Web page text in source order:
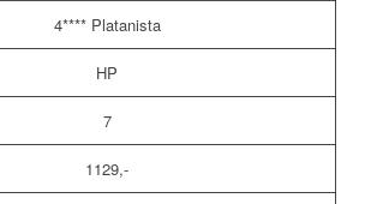
4**** Platanista
HP
7
1129,-